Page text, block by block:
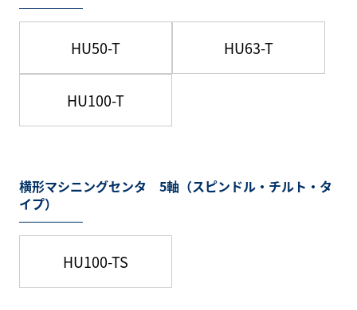
HU50-T HU63-T
HU100-T
横形マシニングセンタ 5軸（スピンドル・チルト・タ
イプ）
HU100-TS